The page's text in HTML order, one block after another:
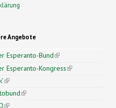
Angebote
Esperanto-Bund(link is
external)
Esperanto-Kongress(link is
(link is external)
(link is external)
(link is external)